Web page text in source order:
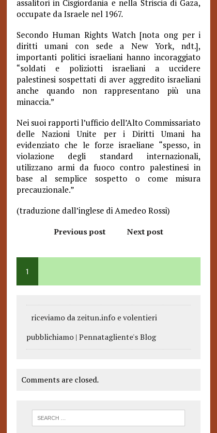
assalitori in Cisgiordania e nella Striscia di Gaza,
occupate da Israele nel 1967.
Secondo Human Rights Watch [nota ong per i
diritti umani con sede a New York, ndt.],
importanti politici israeliani hanno incoraggiato
“soldati e poliziotti israeliani a uccidere
palestinesi sospettati di aver aggredito israeliani
anche quando non rappresentano più una
minaccia.”
Nei suoi rapporti l’ufficio dell’Alto Commissariato
delle Nazioni Unite per i Diritti Umani ha
evidenziato che le forze israeliane “spesso, in
violazione degli standard internazionali,
utilizzano armi da fuoco contro palestinesi in
base al semplice sospetto o come misura
precauzionale.”
(traduzione dall’inglese di Amedeo Rossi)
Previous post Next post
1
riceviamo da zeitun.info e volentieri
pubblichiamo | Pennatagliente's Blog
Comments are closed.